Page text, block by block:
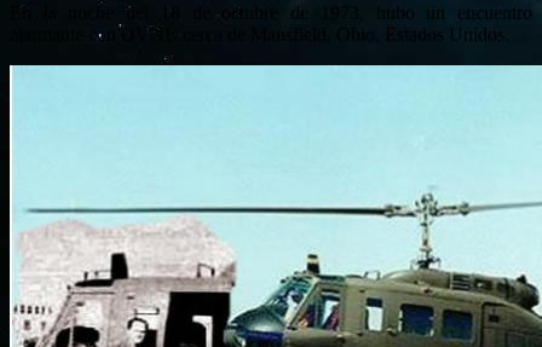
En la noche del 18 de octubre de 1973, hubo un encuentro
alarmante con OVNIs cerca de Mansfield, Ohio, Estados Unidos.